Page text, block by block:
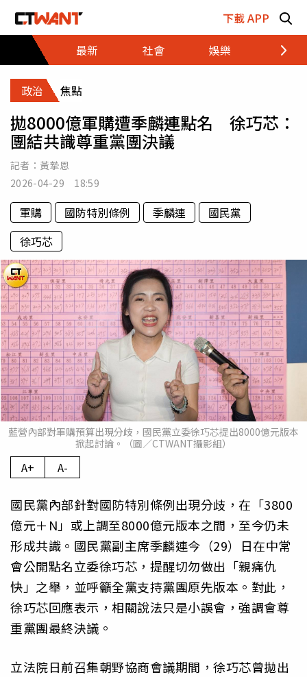
下載 APP
最新
社會 娛樂 財經
政治 焦點
拋8000億軍購遭季麟連點名 徐巧芯：
團結共識尊重黨團決議
記者： 黃摯恩
2026-04-29 18:59
軍購 國防特別條例 季麟連
國民黨
徐巧芯
藍營內部對軍購預算出現分歧，國民黨立委徐巧芯提出8000億元版本
掀起討論。（圖／CTWANT攝影組）
A+ A-
國民黨內部針對國防特別條例出現分歧，在「3800
億元＋N」或上調至8000億元版本之間，至今仍未
形成共識。國民黨副主席季麟連今（29）日在中常
會公開點名立委徐巧芯，提醒切勿做出「親痛仇
快」之舉，並呼籲全黨支持黨團原先版本。對此，
徐巧芯回應表示，相關說法只是小誤會，強調會尊
重黨團最終決議。
立法院日前召集朝野協商會議期間，徐巧芯曾拋出